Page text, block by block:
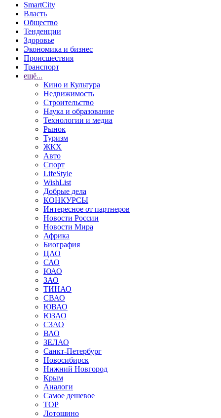
SmartCity
Власть
Общество
Тенденции
Здоровье
Экономика и бизнес
Происшествия
Транспорт
ещё...
Кино и Культура
Недвижимость
Строительство
Наука и образование
Технологии и медиа
Рынок
Туризм
ЖКХ
Авто
Спорт
LifeStyle
WishList
Добрые дела
КОНКУРСЫ
Интересное от партнеров
Новости России
Новости Мира
Африка
Биография
ЦАО
САО
ЮАО
ЗАО
ТИНАО
СВАО
ЮВАО
ЮЗАО
СЗАО
ВАО
ЗЕЛАО
Санкт-Петербург
Новосибирск
Нижний Новгород
Крым
Аналоги
Самое дешевое
TOP
Лотошино